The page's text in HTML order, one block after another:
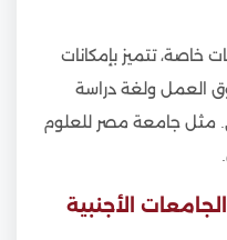
خاصة، تتميز بإمكانات
العمل ولغة دراسة
مثل جامعة مصر للعلوم
الأجنبية